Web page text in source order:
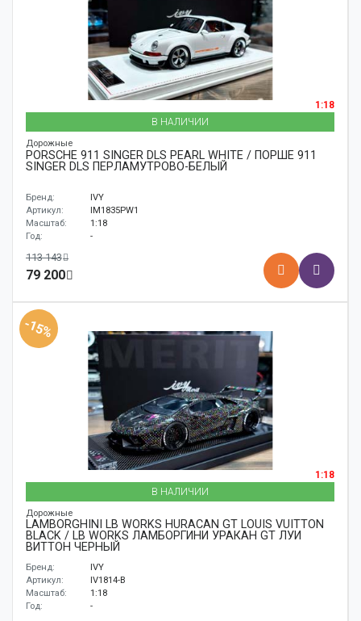
1:18
В НАЛИЧИИ
Дорожные
PORSCHE 911 SINGER DLS PEARL WHITE / ПОРШЕ 911
SINGER DLS ПЕРЛАМУТРОВО-БЕЛЫЙ
Бренд:
IVY
Артикул:
IM1835PW1
Масштаб:
1:18
Год:
-
113 143
79 200
-15%
1:18
В НАЛИЧИИ
Дорожные
LAMBORGHINI LB WORKS HURACAN GT LOUIS VUITTON
BLACK / LB WORKS ЛАМБОРГИНИ УРАКАН GT ЛУИ
ВИТТОН ЧЕРНЫЙ
Бренд:
IVY
Артикул:
IV1814-B
Масштаб:
1:18
Год:
-